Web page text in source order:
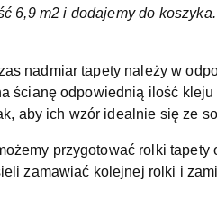
6,9 m2 i dodajemy do
nadmiar tapety należy w
ścianę odpowiednią ilość kleju
aby ich wzór idealnie się ze
przygotować rolki tapety
zamawiać kolejnej rolki i